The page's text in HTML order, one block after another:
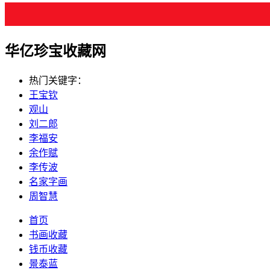
华亿珍宝收藏网
热门关键字：
王宝钦
观山
刘二郎
李福安
余作赋
李传波
名家字画
周智慧
首页
书画收藏
钱币收藏
景泰蓝